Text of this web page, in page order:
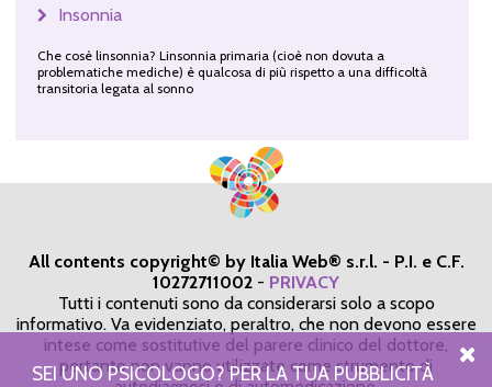
Insonnia
Che cosè linsonnia? Linsonnia primaria (cioè non dovuta a
problematiche mediche) è qualcosa di più rispetto a una difficoltà
transitoria legata al sonno
All contents copyright© by Italia Web® s.r.l. - P.I. e C.F.
10272711002 - PRIVACY
Tutti i contenuti sono da considerarsi solo a scopo
informativo. Va evidenziato, peraltro, che non devono essere
intese come sostitutive del parere clinico del dottore,
pertanto non vanno utilizzate come strumento di
SEI UNO PSICOLOGO? PER LA TUA PUBBLICITÀ